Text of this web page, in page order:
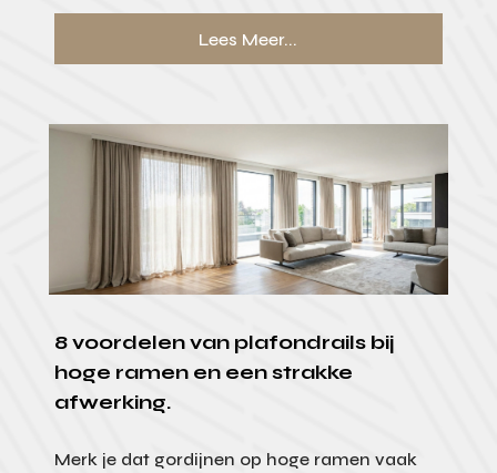
Lees Meer...
8 voordelen van plafondrails bij
hoge ramen en een strakke
afwerking.
Merk je dat gordijnen op hoge ramen vaak